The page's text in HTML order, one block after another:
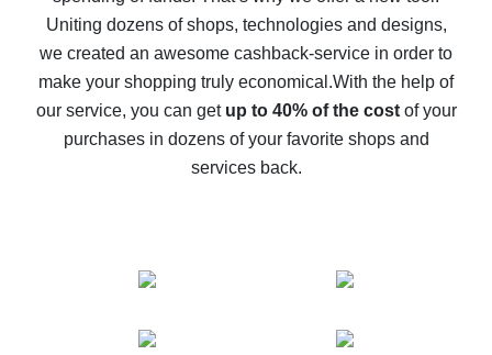
possible
The best cash back on AliExpress - how to find it
The best cash back service for AliExpress - let's
compare offers
Uniting dozens of shops, technologies and designs,
we created an awesome cashback-service in order to
make your shopping truly economical.With the help of
our service, you can get up to 40% of the costof your
purchases in dozens of your favorite shops and
services back.